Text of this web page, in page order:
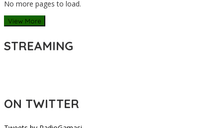
No more pages to load.
View More
STREAMING
ON TWITTER